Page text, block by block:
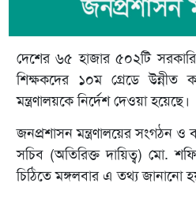
দেশের ৬৫ হাজার ৫০২টি সরকারি
শিক্ষকদের ১০ম গ্রেডে উন্নীত
মন্ত্রণালয়কে নির্দেশ দেওয়া হয়েছে।
জনপ্রশাসন মন্ত্রণালয়ের সংগঠন ও
সচিব (অতিরিক্ত দায়িত্ব) মো.
চিঠিতে মঙ্গলবার এ তথ্য জানানো